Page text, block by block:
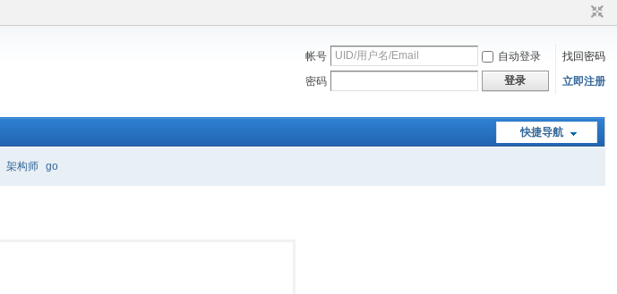
帐号 自动登录
找回密码
密码
登录 立即注册
快捷导航
架构师 go